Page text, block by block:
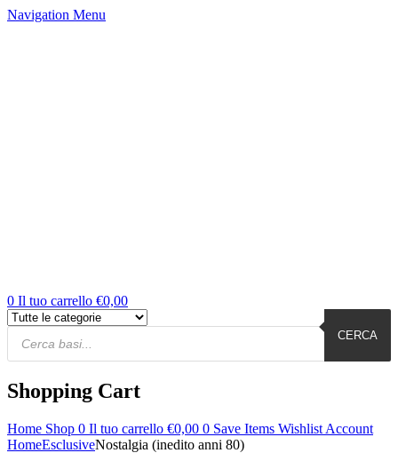
Navigation Menu
0 Il tuo carrello €0,00
Products
Cerca
CERCA
Shopping Cart
Home Shop 0 Il tuo carrello €0,00 0 Save Items Wishlist Account
HomeEsclusiveNostalgia (inedito anni 80)